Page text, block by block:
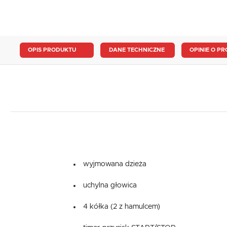
OPIS PRODUKTU DANE TECHNICZNE OPINIE O
wyjmowana dzieża
uchylna głowica
4 kółka (2 z hamulcem)